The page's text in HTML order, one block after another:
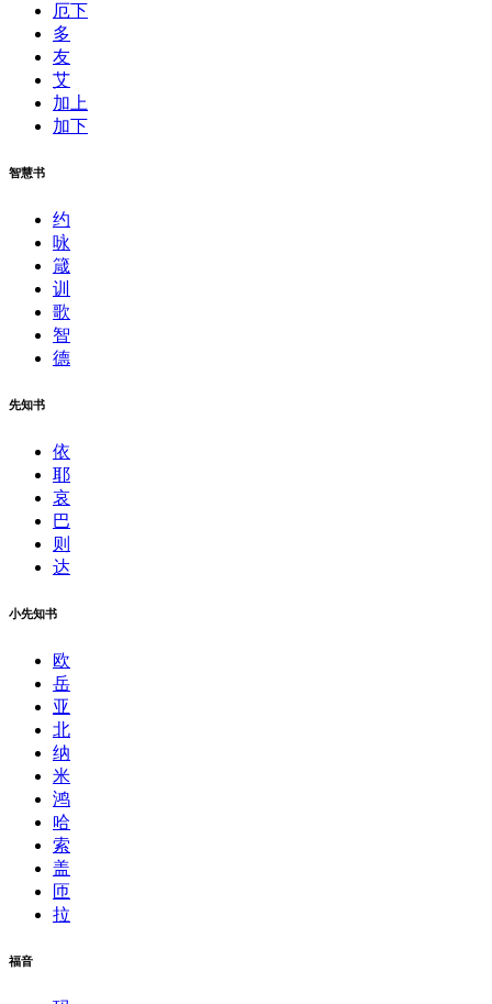
厄下
多
友
艾
加上
加下
智慧书
约
咏
箴
训
歌
智
德
先知书
依
耶
哀
巴
则
达
小先知书
欧
岳
亚
北
纳
米
鸿
哈
索
盖
匝
拉
福音